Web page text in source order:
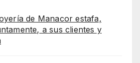
de Manacor estafa,
a sus clientes y